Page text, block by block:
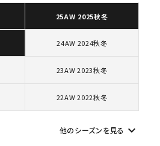
パーカー・クルーネック
ストバッグ
ボックスロゴ ブラックスウェット
から探す
25AW 2025秋冬
24AW 2024秋冬
23AW 2023秋冬
22AW 2022秋冬
他のシーズンを見る keyboard_arrow_down